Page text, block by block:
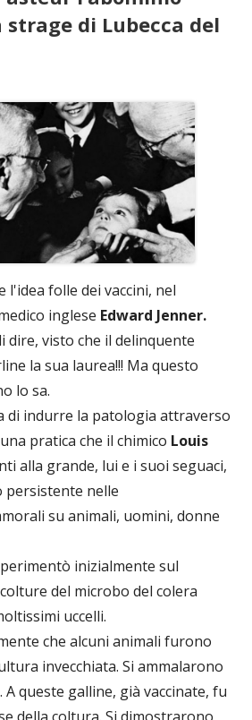
strage di Lubecca del
l'idea folle dei vaccini, nel
inglese Edward Jenner.
dire, visto che il delinquente
la sua laurea!!! Ma questo
lo sa.
di indurre la patologia attraverso
pratica che il chimico Louis
alla grande, lui e i suoi seguaci,
persistente nelle
su animali, uomini, donne
inizialmente sul
del microbo del colera
uccelli.
che alcuni animali furono
invecchiata. Si ammalarono
queste galline, già vaccinate, fu